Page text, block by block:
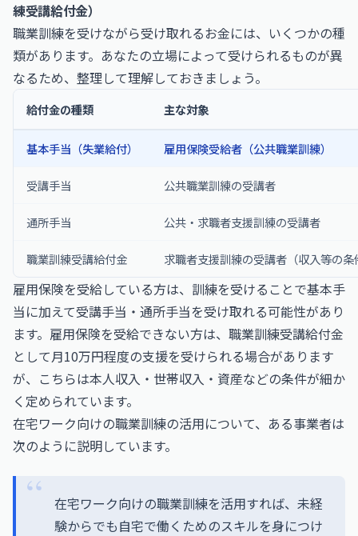
練受講給付金）
職業訓練を受けながら受け取れるお金には、いくつかの種
類があります。あなたの立場によって受けられるものが異
なるため、整理して理解しておきましょう。
給付金の種類 主な対象
基本手当（失業給付） 雇用保険受給者（公共職業訓練）
受講手当 公共職業訓練の受講者
通所手当 公共・求職者支援訓練の受講者
職業訓練受講給付金 求職者支援訓練の受講者（収入等の条
雇用保険を受給している方は、訓練を受けることで基本手
当に加えて受講手当・通所手当を受け取れる可能性があり
ます。雇用保険を受給できない方は、職業訓練受講給付金
として月10万円程度の支援を受けられる場合があります
が、こちらは本人収入・世帯収入・資産などの条件が細か
く定められています。
在宅ワーク向けの職業訓練の活用について、ある事業者は
次のように説明しています。
在宅ワーク向けの職業訓練を活用すれば、未経
験からでも自宅で働くためのスキルを身につけ